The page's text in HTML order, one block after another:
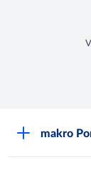
makro